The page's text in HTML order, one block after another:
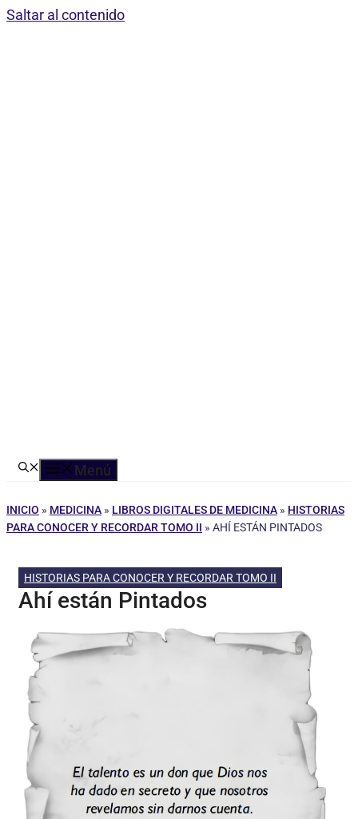
Saltar al contenido
Menú
INICIO » MEDICINA » LIBROS DIGITALES DE MEDICINA » HISTORIAS
PARA CONOCER Y RECORDAR TOMO II » AHÍ ESTÁN PINTADOS
HISTORIAS PARA CONOCER Y RECORDAR TOMO II
Ahí están Pintados